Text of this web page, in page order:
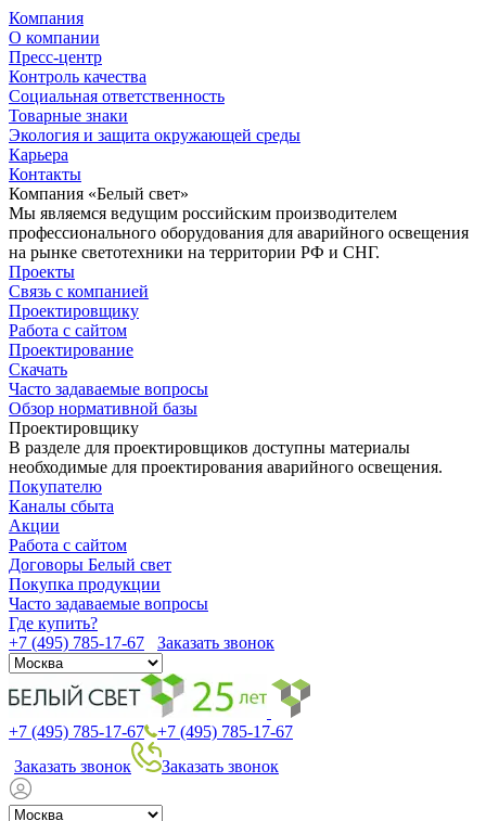
Компания
О компании
Пресс-центр
Контроль качества
Социальная ответственность
Товарные знаки
Экология и защита окружающей среды
Карьера
Контакты
Компания «Белый свет»
Мы являемся ведущим российским производителем
профессионального оборудования для аварийного освещения
на рынке светотехники на территории РФ и СНГ.
Проекты
Связь с компанией
Проектировщику
Работа с сайтом
Проектирование
Скачать
Часто задаваемые вопросы
Обзор нормативной базы
Проектировщику
В разделе для проектировщиков доступны материалы
необходимые для проектирования аварийного освещения.
Покупателю
Каналы сбыта
Акции
Работа с сайтом
Договоры Белый свет
Покупка продукции
Часто задаваемые вопросы
Где купить?
+7 (495) 785-17-67
Заказать звонок
+7 (495) 785-17-67
+7 (495) 785-17-67
Заказать звонок
Заказать звонок